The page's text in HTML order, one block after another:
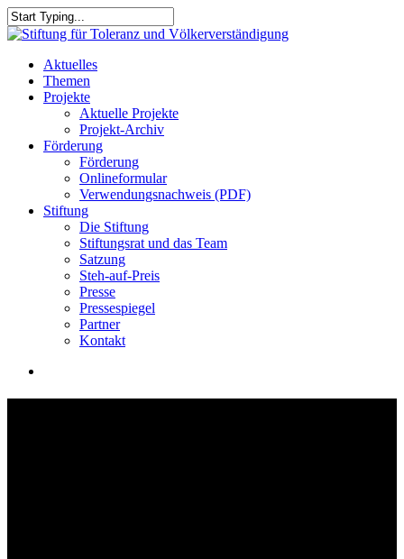
Skip
to
content
Close
search
Menu
Aktuelles
Themen
Projekte
Aktuelle Projekte
Projekt-Archiv
Förderung
Förderung
Onlineformular
Verwendungsnachweis (PDF)
Stiftung
Die Stiftung
Stiftungsrat und das Team
Satzung
Steh-auf-Preis
Presse
Pressespiegel
Partner
Kontakt